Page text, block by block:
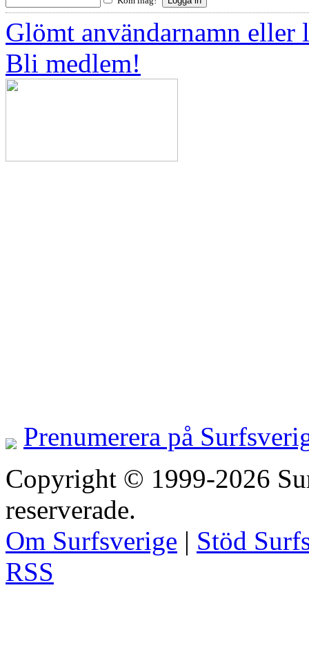
Glömt användarnamn eller
Bli medlem!
Prenumerera på
Copyright © 1999-2026
reserverade.
Om Surfsverige | Stöd
RSS